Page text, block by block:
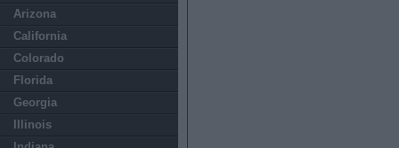
Arizona
California
Colorado
Florida
Georgia
Illinois